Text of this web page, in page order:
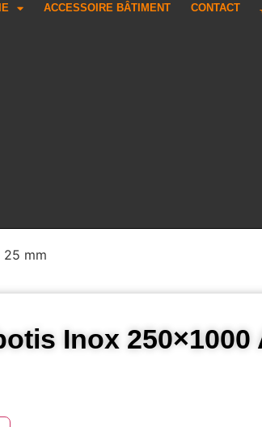
ACCESSOIRE BÂTIMENT CONTACT
25 mm
Inox 250×1000